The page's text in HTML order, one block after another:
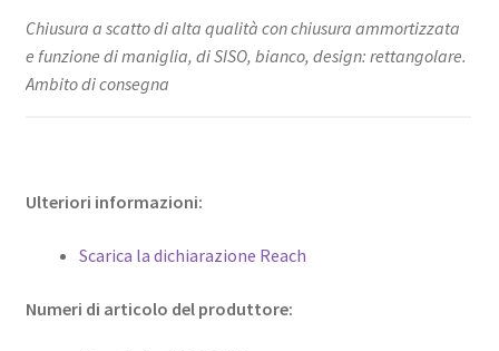
Chiusura a scatto di alta qualità con chiusura ammortizzata
e funzione di maniglia, di SISO, bianco, design: rettangolare.
Ambito di consegna
Ulteriori informazioni:
Scarica la dichiarazione Reach
Numeri di articolo del produttore: